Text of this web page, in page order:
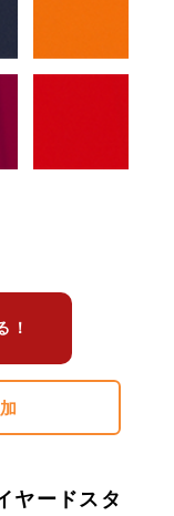
！
ヤードスタ